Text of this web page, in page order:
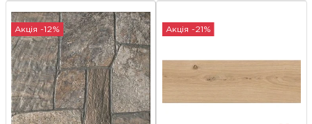
Акція -12% Акція -21%